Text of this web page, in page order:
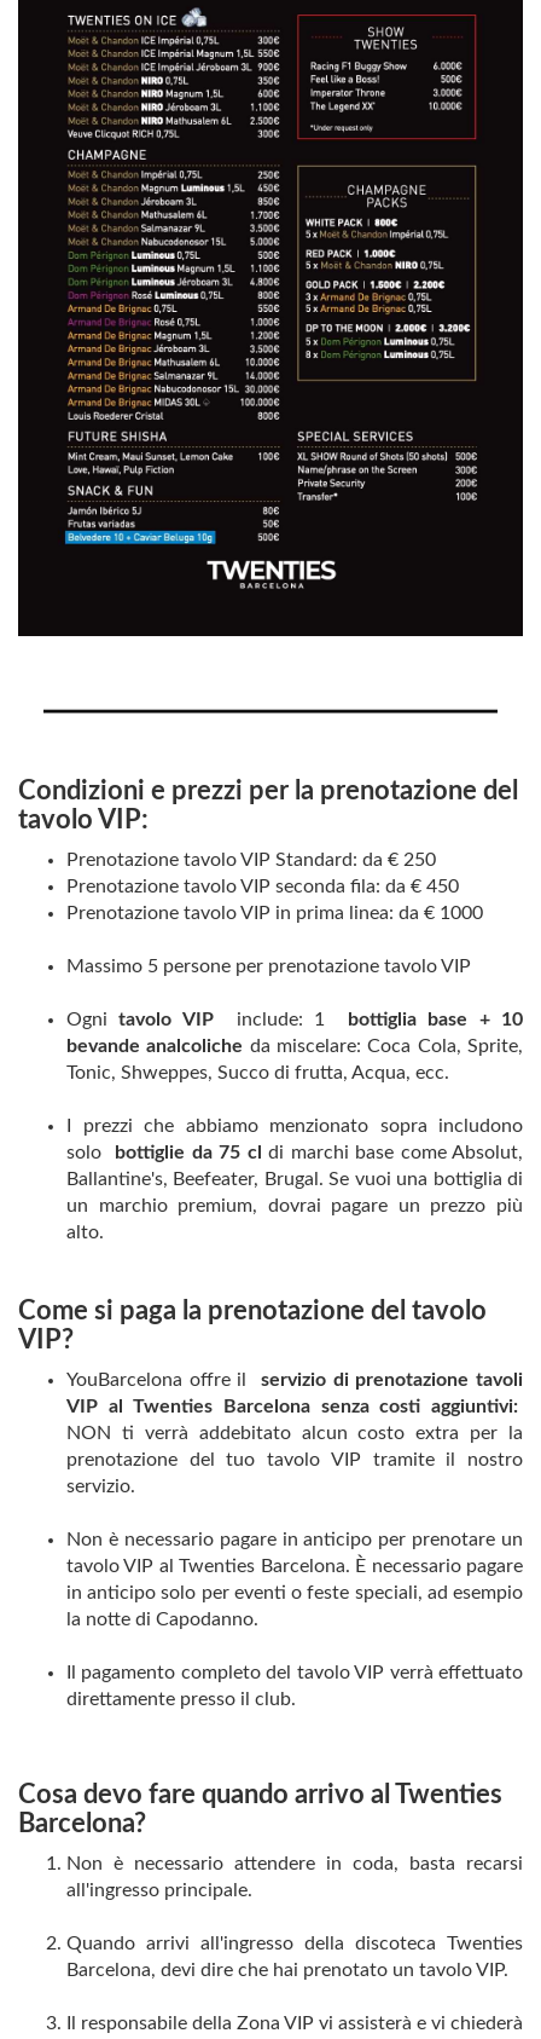
Condizioni e prezzi per la prenotazione del
tavolo VIP:
Prenotazione tavolo VIP Standard: da € 250
Prenotazione tavolo VIP seconda fila: da € 450
Prenotazione tavolo VIP in prima linea: da € 1000
Massimo 5 persone per prenotazione tavolo VIP
Ognitavolo VIPinclude: 1 bottiglia base + 10
bevande analcoliche da miscelare: Coca Cola, Sprite,
Tonic, Shweppes, Succo di frutta, Acqua, ecc.
I prezzi che abbiamo menzionato sopra includono
solo
bottiglie da 75 cl di marchi base come Absolut,
Ballantine's, Beefeater, Brugal. Se vuoi una bottiglia di
un marchio premium, dovrai pagare un prezzo più
alto.
Come si paga la prenotazione del tavolo
VIP?
YouBarcelona offre il servizio di prenotazione tavoli
VIP al Twenties Barcelona senza costi aggiuntivi:
NON ti verrà addebitato alcun costo extra per la
prenotazione del tuo tavolo VIP tramite il nostro
servizio.
Non è necessario pagare in anticipo per prenotare un
tavolo VIP al Twenties Barcelona. È necessario pagare
in anticipo solo per eventi o feste speciali, ad esempio
la notte di Capodanno.
Il pagamento completo del tavolo VIP verrà effettuato
direttamente presso il club.
Cosa devo fare quando arrivo al Twenties
Barcelona?
Non è necessario attendere in coda, basta recarsi
all'ingresso principale.
Quando arrivi all'ingresso della discoteca Twenties
Barcelona, ​​devi dire che hai prenotato un tavolo VIP.
Il responsabile della Zona VIP vi assisterà e vi chiederà